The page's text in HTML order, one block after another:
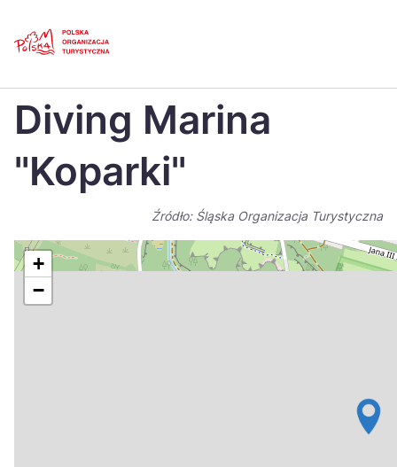
Polski
Dansk
Italiano
Nederlands
Diving Marina
"Koparki"
Źródło: Śląska Organizacja Turystyczna
+
−